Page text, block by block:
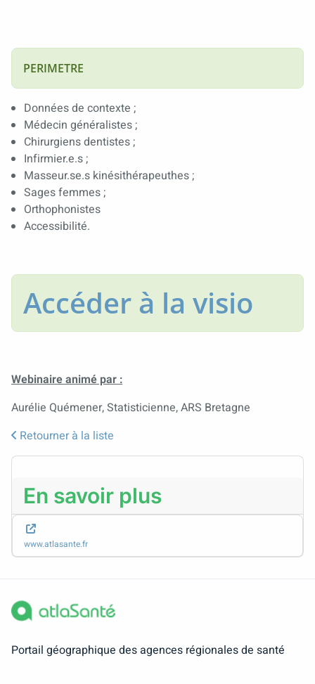
PERIMETRE
Données de contexte ;
Médecin généralistes ;
Chirurgiens dentistes ;
Infirmier.e.s ;
Masseur.se.s kinésithérapeuthes ;
Sages femmes ;
Orthophonistes
Accessibilité.
Accéder à la visio
Webinaire animé par :
Aurélie Quémener, Statisticienne, ARS Bretagne
Retourner à la liste
En savoir plus
www.atlasante.fr
Portail géographique des agences régionales de santé